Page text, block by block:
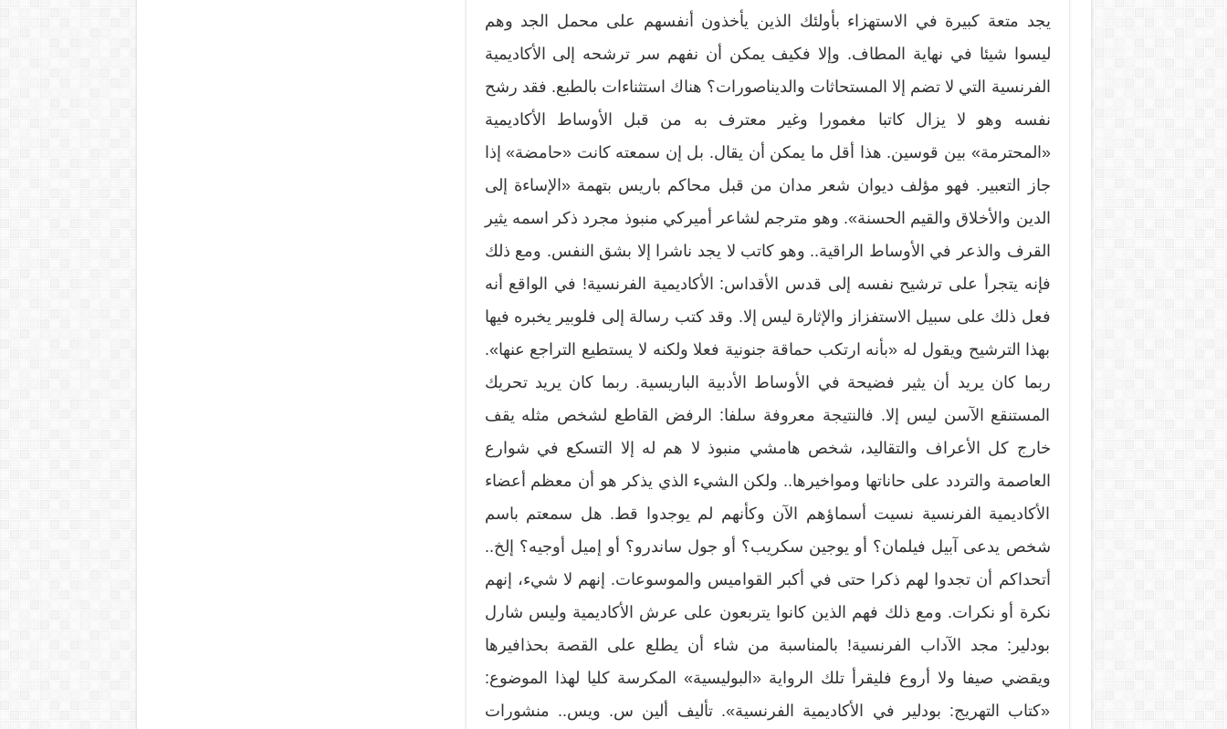
يجد متعة كبيرة في الاستهزاء بأولئك الذين يأخذون أنفسهم على محمل الجد وهم
ليسوا شيئا في نهاية المطاف. وإلا فكيف يمكن أن نفهم سر ترشحه إلى الأكاديمية
الفرنسية التي لا تضم إلا المستحاثات والديناصورات؟ هناك استثناءات بالطبع. فقد رشح
نفسه وهو لا يزال كاتبا مغمورا وغير معترف به من قبل الأوساط الأكاديمية
«المحترمة» بين قوسين. هذا أقل ما يمكن أن يقال. بل إن سمعته كانت «حامضة» إذا
جاز التعبير. فهو مؤلف ديوان شعر مدان من قبل محاكم باريس بتهمة «الإساءة إلى
الدين والأخلاق والقيم الحسنة». وهو مترجم لشاعر أميركي منبوذ مجرد ذكر اسمه يثير
القرف والذعر في الأوساط الراقية.. وهو كاتب لا يجد ناشرا إلا بشق النفس. ومع ذلك
فإنه يتجرأ على ترشيح نفسه إلى قدس الأقداس: الأكاديمية الفرنسية! في الواقع أنه
فعل ذلك على سبيل الاستفزاز والإثارة ليس إلا. وقد كتب رسالة إلى فلوبير يخبره فيها
بهذا الترشيح ويقول له «بأنه ارتكب حماقة جنونية فعلا ولكنه لا يستطيع التراجع عنها».
ربما كان يريد أن يثير فضيحة في الأوساط الأدبية الباريسية. ربما كان يريد تحريك
المستنقع الآسن ليس إلا. فالنتيجة معروفة سلفا: الرفض القاطع لشخص مثله يقف
خارج كل الأعراف والتقاليد، شخص هامشي منبوذ لا هم له إلا التسكع في شوارع
العاصمة والتردد على حاناتها ومواخيرها.. ولكن الشيء الذي يذكر هو أن معظم أعضاء
الأكاديمية الفرنسية نسيت أسماؤهم الآن وكأنهم لم يوجدوا قط. هل سمعتم باسم
شخص يدعى آبيل فيلمان؟ أو يوجين سكريب؟ أو جول ساندرو؟ أو إميل أوجيه؟ إلخ..
أتحداكم أن تجدوا لهم ذكرا حتى في أكبر القواميس والموسوعات. إنهم لا شيء، إنهم
نكرة أو نكرات. ومع ذلك فهم الذين كانوا يتربعون على عرش الأكاديمية وليس شارل
بودلير: مجد الآداب الفرنسية! بالمناسبة من شاء أن يطلع على القصة بحذافيرها
ويقضي صيفا ولا أروع فليقرأ تلك الرواية «البوليسية» المكرسة كليا لهذا الموضوع:
«كتاب التهريج: بودلير في الأكاديمية الفرنسية». تأليف ألين س. ويس.. منشورات